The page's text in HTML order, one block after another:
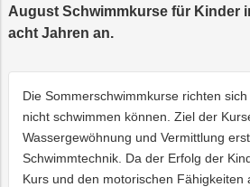
Trauer
August Schwimmkurse für Kinder
acht Jahren an.
Die Sommerschwimmkurse richten
nicht schwimmen können. Ziel der
Wassergewöhnung und Vermittlung
Schwimmtechnik. Da der Erfolg der
Kurs und den motorischen Fähigkeiten